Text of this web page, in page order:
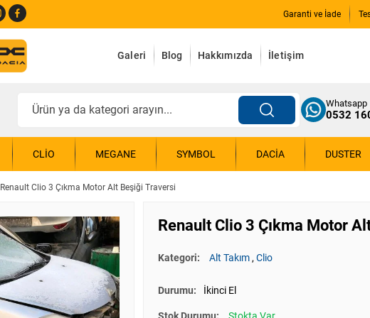
Garanti ve İade
Galeri Blog Hakkımızda İletişim
Whatsapp
0532
CLIO MEGANE SYMBOL DACIA DUSTER
Renault Clio 3 Çıkma Motor Alt Beşiği Traversi
Renault Clio 3 Çıkma Motor
Kategori: Alt Takım,Clio
Durumu: İkinci El